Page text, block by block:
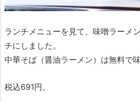
ランチメニューを見て、味噌ラーメ
チにしました。
中華そば（醤油ラーメン）は無料で
税込691円。